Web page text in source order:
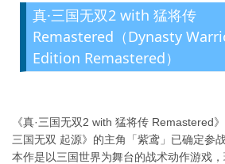
真·三国无双2 with 猛将传
Remastered（Dynasty
Edition Remastered）
《真·三国无双2 with 猛将传 Remastered
三国无双 起源》的主角「紫鸢」已确定参战
本作是以三国世界为舞台的战术动作游戏